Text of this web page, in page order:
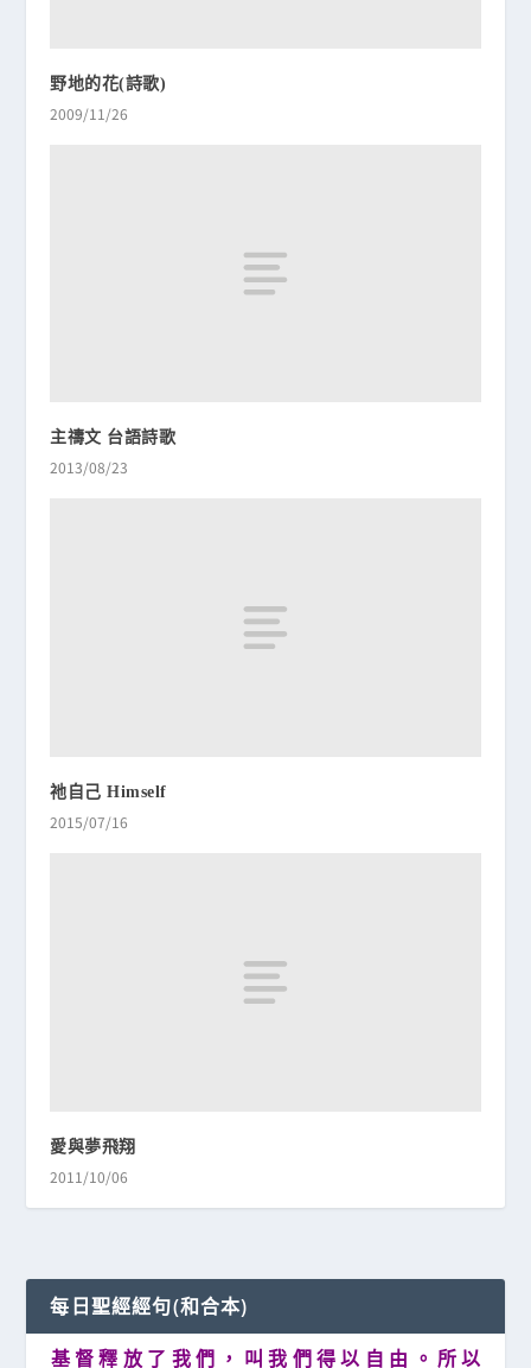
野地的花(詩歌)
2009/11/26
主禱文 台語詩歌
2013/08/23
祂自己 Himself
2015/07/16
愛與夢飛翔
2011/10/06
每日聖經經句(和合本)
基 督 釋 放 了 我 們 ， 叫 我 們 得 以 自 由 。 所 以